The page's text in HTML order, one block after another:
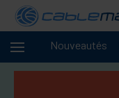
Nouveautés
Câbles
+